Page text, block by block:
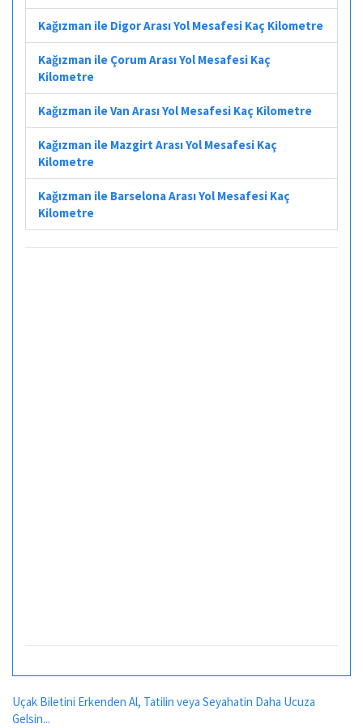
Kağızman ile Digor Arası Yol Mesafesi Kaç Kilometre
Kağızman ile Çorum Arası Yol Mesafesi Kaç
Kilometre
Kağızman ile Van Arası Yol Mesafesi Kaç Kilometre
Kağızman ile Mazgirt Arası Yol Mesafesi Kaç
Kilometre
Kağızman ile Barselona Arası Yol Mesafesi Kaç
Kilometre
Uçak Biletini Erkenden Al, Tatilin veya Seyahatin Daha Ucuza
Gelsin...